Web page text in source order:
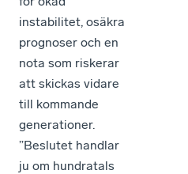
instabilitet, osäkra
prognoser och en
nota som riskerar
att skickas vidare
till kommande
generationer.
”Beslutet handlar
ju om hundratals